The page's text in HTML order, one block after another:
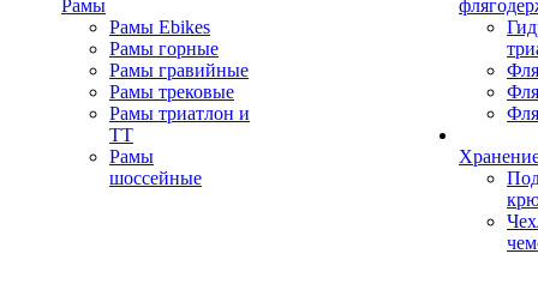
Рамы
Рамы Ebikes
Рамы горные
Рамы гравийные
Рамы трековые
Рамы триатлон и
ТТ
Рамы
шоссейные